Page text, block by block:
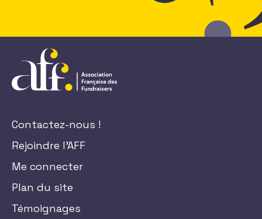
Contactez-nous !
Rejoindre l'AFF
Me connecter
Plan du site
Témoignages